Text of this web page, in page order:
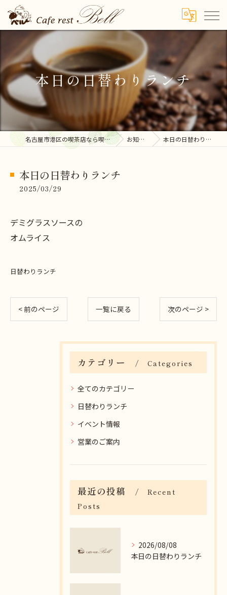
本日の日替わりランチ
名古屋市港区の喫茶店なら喫茶ベル お知らせ 本日の日替わりランチ
本日の日替わりランチ
2025/03/29
デミグラスソースの
オムライス
日替わりランチ
< 前のページ 一覧に戻る 次のページ >
カテゴリー Categories
全てのカテゴリー
日替わりランチ
イベント情報
営業のご案内
最近の投稿
Recent
Posts
2026/08/08
本日の日替わりランチ